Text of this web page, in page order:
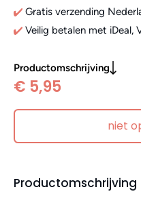
Gratis verzending
Veilig betalen met iDeal,
Productomschrijving
€ 5,95
niet
Productomschrijving